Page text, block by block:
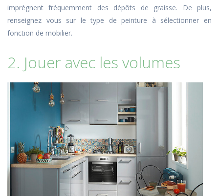
imprègnent fréquemment des dépôts de graisse. De plus,
renseignez vous sur le type de peinture à sélectionner en
fonction de mobilier.
2. Jouer avec les volumes